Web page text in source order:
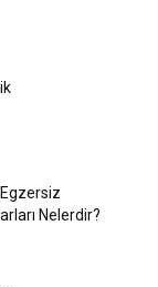
Nelerdir?